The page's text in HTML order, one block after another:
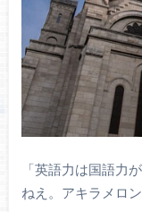
「英語力は国語力
ねえ。アキラメロン